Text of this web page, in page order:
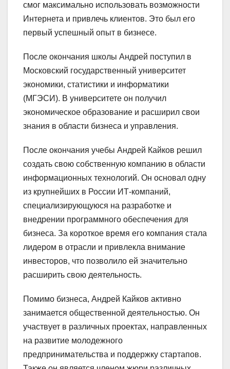
смог максимально использовать возможности
Интернета и привлечь клиентов. Это был его
первый успешный опыт в бизнесе.
После окончания школы Андрей поступил в
Московский государственный университет
экономики, статистики и информатики
(МГЭСИ). В университете он получил
экономическое образование и расширил свои
знания в области бизнеса и управления.
После окончания учебы Андрей Кайков решил
создать свою собственную компанию в области
информационных технологий. Он основал одну
из крупнейших в России ИТ-компаний,
специализирующуюся на разработке и
внедрении программного обеспечения для
бизнеса. За короткое время его компания стала
лидером в отрасли и привлекла внимание
инвесторов, что позволило ей значительно
расширить свою деятельность.
Помимо бизнеса, Андрей Кайков активно
занимается общественной деятельностью. Он
участвует в различных проектах, направленных
на развитие молодежного
предпринимательства и поддержку стартапов.